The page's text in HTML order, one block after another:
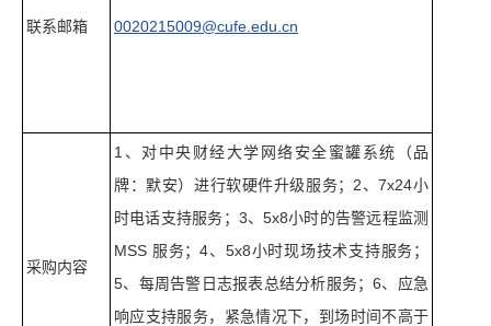
联系邮箱 0020215009@cufe.edu.cn
采购内容
1、对中央财经大学网络安全蜜罐系统（品
牌：默安）进行软硬件升级服务；2、7x24小
时电话支持服务；3、5x8小时的告警远程监测
MSS 服务；4、5x8小时现场技术支持服务；
5、每周告警日志报表总结分析服务；6、应急
响应支持服务，紧急情况下，到场时间不高于